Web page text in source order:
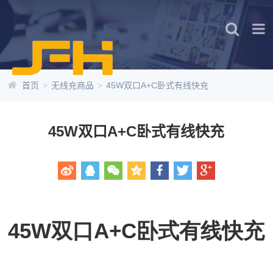
首页 > 无线充商品 > 45W双口A+C卧式有线快充
45W双口A+C卧式有线快充
45W双口A+C卧式有线快充